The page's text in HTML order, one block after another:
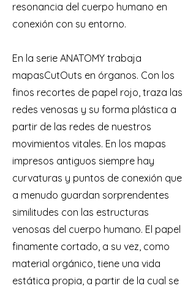
resonancia del cuerpo humano en
conexión con su entorno.
En la serie ANATOMY trabaja
mapasCutOuts en órganos. Con los
finos recortes de papel rojo, traza las
redes venosas y su forma plástica a
partir de las redes de nuestros
movimientos vitales. En los mapas
impresos antiguos siempre hay
curvaturas y puntos de conexión que
a menudo guardan sorprendentes
similitudes con las estructuras
venosas del cuerpo humano. El papel
finamente cortado, a su vez, como
material orgánico, tiene una vida
estática propia, a partir de la cual se